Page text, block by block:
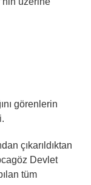
görenlerin
çıkarıldıktan
Devlet
tüm